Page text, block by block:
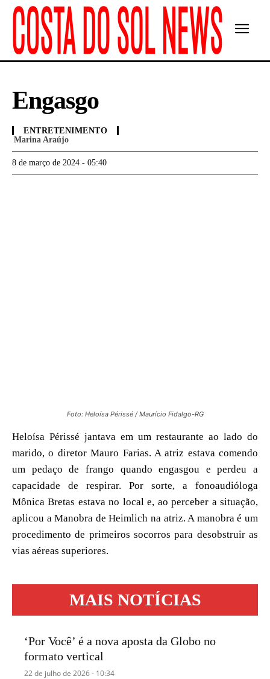
Engasgo
ENTRETENIMENTO
Marina Araújo
8 de março de 2024 - 05:40
Foto: Heloísa Périssé / Maurício Fidalgo-RG
Heloísa Périssé jantava em um restaurante ao lado do
marido, o diretor Mauro Farias. A atriz estava comendo
um pedaço de frango quando engasgou e perdeu a
capacidade de respirar. Por sorte, a fonoaudióloga
Mônica Bretas estava no local e, ao perceber a situação,
aplicou a Manobra de Heimlich na atriz. A manobra é um
procedimento de primeiros socorros para desobstruir as
vias aéreas superiores.
MAIS NOTÍCIAS
‘Por Você’ é a nova aposta da Globo no
formato vertical
22 de julho de 2026 - 10:34